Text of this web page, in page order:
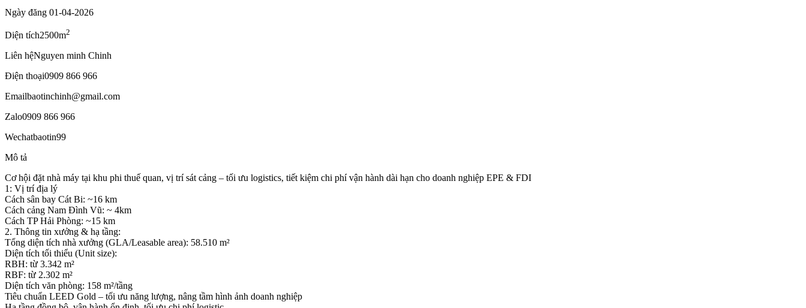
Ngày đăng 01-04-2026
Diện tích2500m2
Liên hệNguyen minh Chinh
Điện thoại0909 866 966
Emailbaotinchinh@gmail.com
Zalo0909 866 966
Wechatbaotin99
Mô tả
Cơ hội đặt nhà máy tại khu phi thuế quan, vị trí sát cảng – tối ưu logistics, tiết kiệm chi phí vận hành dài hạn cho doanh nghiệp EPE & FDI
1: Vị trí địa lý
Cách sân bay Cát Bi: ~16 km
Cách cảng Nam Đình Vũ: ~ 4km
Cách TP Hải Phòng: ~15 km
2. Thông tin xưởng & hạ tầng:
Tổng diện tích nhà xưởng (GLA/Leasable area): 58.510 m²
Diện tích tối thiểu (Unit size):
RBH: từ 3.342 m²
RBF: từ 2.302 m²
Diện tích văn phòng: 158 m²/tầng
Tiêu chuẩn LEED Gold – tối ưu năng lượng, nâng tầm hình ảnh doanh nghiệp